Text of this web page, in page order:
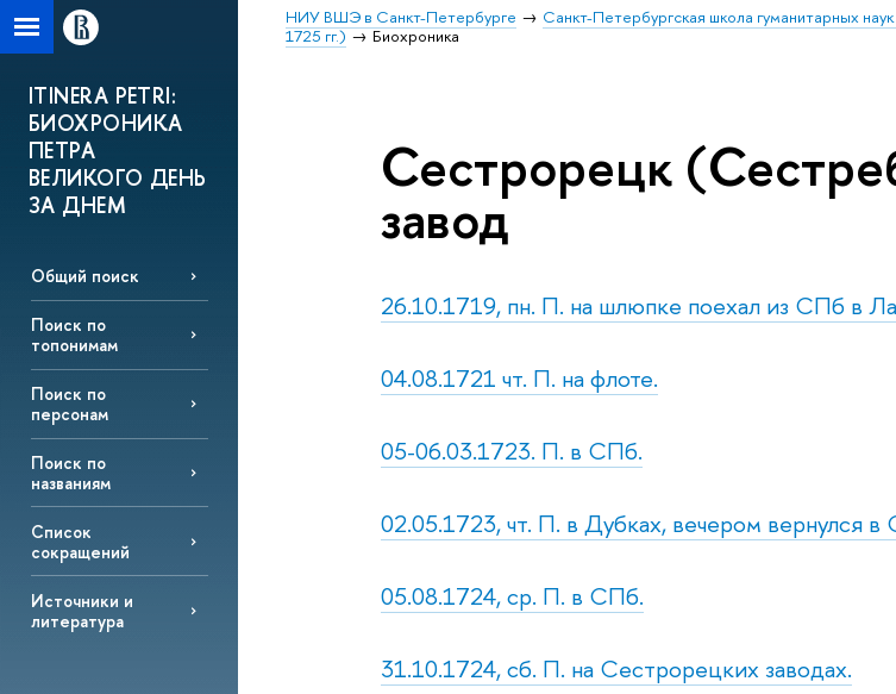
НИУ ВШЭ в Санкт-Петербурге Санкт-Петербургская школа гуманитарных наук
1725 гг.)
Биохроника
ITINERA PETRI:
БИОХРОНИКА
ПЕТРА
ВЕЛИКОГО ДЕНЬ
ЗА ДНЕМ
Общий поиск
Поиск по
топонимам
Поиск по
персонам
Поиск по
названиям
Список
сокращений
Источники и
литература
Сестрорецк
завод
26.10.1719, пн. П. на шлюпке поехал из СПб в
04.08.1721 чт. П. на флоте.
05-06.03.1723. П. в СПб.
02.05.1723, чт. П. в Дубках, вечером вернулся
05.08.1724, ср. П. в СПб.
31.10.1724, сб. П. на Сестрорецких заводах.